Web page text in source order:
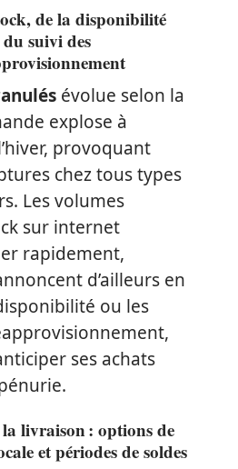
de la disponibilité
suivi des
évolue selon la
explose à
provoquant
chez tous types
Les volumes
sur internet
rapidement,
d’ailleurs en
ou les
ses achats
livraison : options de
et périodes de soldes